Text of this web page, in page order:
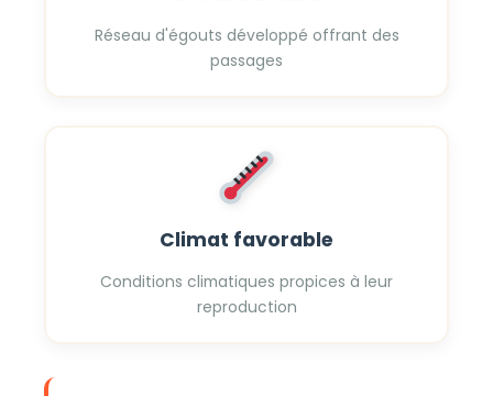
Réseau d'égouts développé offrant des
passages
Climat favorable
Conditions climatiques propices à leur
reproduction